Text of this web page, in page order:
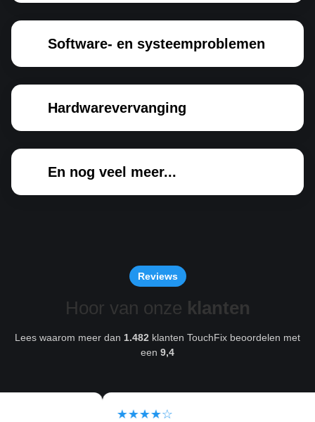
Software- en systeemproblemen
Hardwarevervanging
En nog veel meer...
Reviews
Hoor van onze klanten
Lees waarom meer dan 1.482 klanten TouchFix beoordelen met
een 9,4
★★★★☆